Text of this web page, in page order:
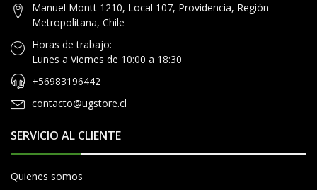
Manuel Montt 1210, Local 107, Providencia, Región
Metropolitana, Chile
Horas de trabajo:
Lunes a Viernes de 10:00 a 18:30
+56983196442
contacto@ugstore.cl
SERVICIO AL CLIENTE
Quienes somos